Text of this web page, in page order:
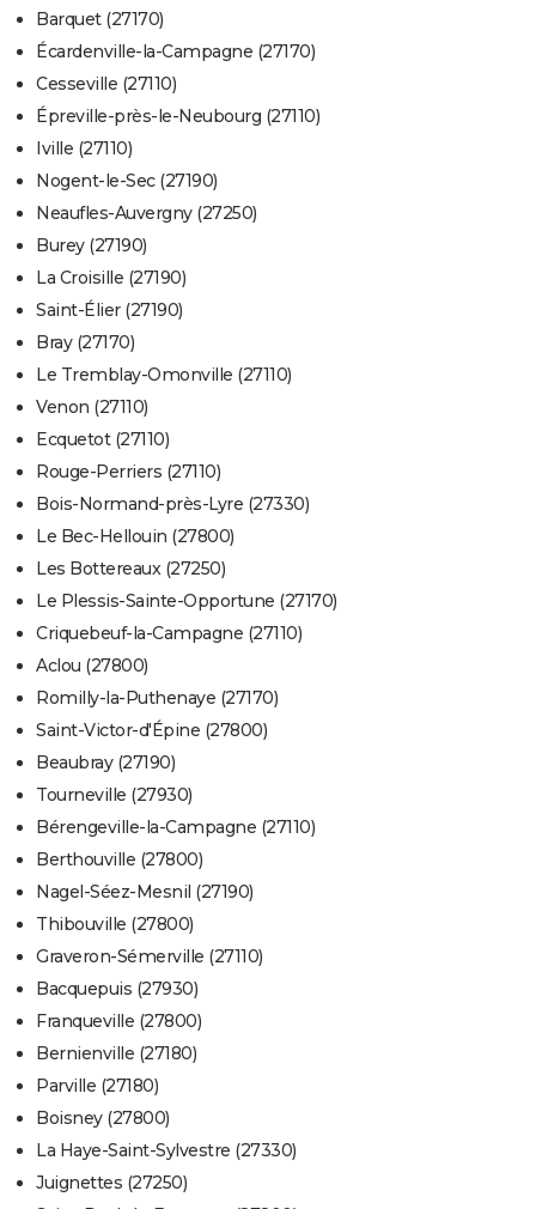
Barquet (27170)
Écardenville-la-Campagne (27170)
Cesseville (27110)
Épreville-près-le-Neubourg (27110)
Iville (27110)
Nogent-le-Sec (27190)
Neaufles-Auvergny (27250)
Burey (27190)
La Croisille (27190)
Saint-Élier (27190)
Bray (27170)
Le Tremblay-Omonville (27110)
Venon (27110)
Ecquetot (27110)
Rouge-Perriers (27110)
Bois-Normand-près-Lyre (27330)
Le Bec-Hellouin (27800)
Les Bottereaux (27250)
Le Plessis-Sainte-Opportune (27170)
Criquebeuf-la-Campagne (27110)
Aclou (27800)
Romilly-la-Puthenaye (27170)
Saint-Victor-d'Épine (27800)
Beaubray (27190)
Tourneville (27930)
Bérengeville-la-Campagne (27110)
Berthouville (27800)
Nagel-Séez-Mesnil (27190)
Thibouville (27800)
Graveron-Sémerville (27110)
Bacquepuis (27930)
Franqueville (27800)
Bernienville (27180)
Parville (27180)
Boisney (27800)
La Haye-Saint-Sylvestre (27330)
Juignettes (27250)